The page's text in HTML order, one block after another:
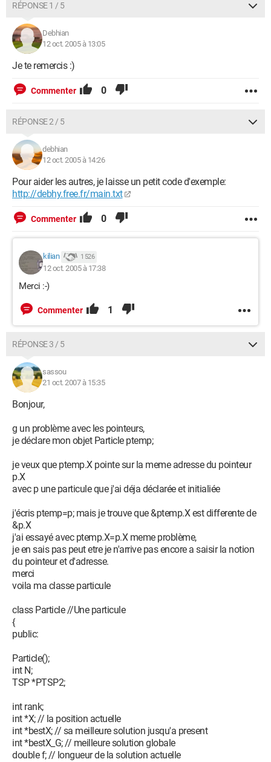
RÉPONSE 1 / 5
Debhian
12 oct. 2005 à 13:05
Je te remercis :)
Commenter 0
RÉPONSE 2 / 5
debhian
12 oct. 2005 à 14:26
Pour aider les autres, je laisse un petit code d'exemple:
http://debhy.free.fr/main.txt
Commenter 0
kilian 1 526
12 oct. 2005 à 17:38
Merci :-)
Commenter 1
RÉPONSE 3 / 5
sassou
21 oct. 2007 à 15:35
Bonjour,
g un problème avec les pointeurs,
je déclare mon objet Particle ptemp;
je veux que ptemp.X pointe sur la meme adresse du pointeur
p.X
avec p une particule que j'ai déja déclarée et initialiée
j'écris ptemp=p; mais je trouve que &ptemp.X est differente de
&p.X
j'ai essayé avec ptemp.X=p.X meme problème,
je en sais pas peut etre je n'arrive pas encore a saisir la notion
du pointeur et d'adresse.
merci
voila ma classe particule
class Particle //Une particule
{
public:
Particle();
int N;
TSP *PTSP2;
int rank;
int *X; // la position actuelle
int *bestX; // sa meilleure solution jusqu'a present
int *bestX_G; // meilleure solution globale
double f; // longueur de la solution actuelle